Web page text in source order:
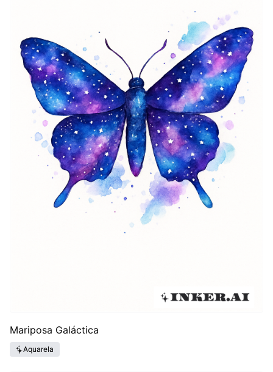
Mariposa Galáctica
Aquarela